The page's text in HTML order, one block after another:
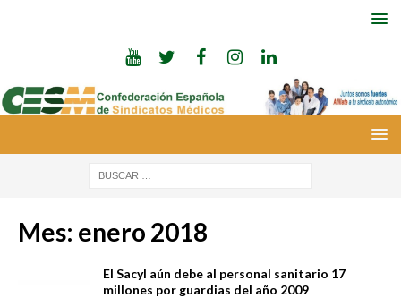
Mes: enero 2018
El Sacyl aún debe al personal sanitario 17
millones por guardias del año 2009